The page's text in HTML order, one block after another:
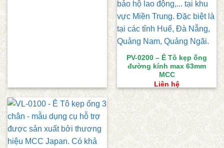
PV-0200 – Ê Tô kẹp ống
đường kính max 63mm
MCC
Liên hệ